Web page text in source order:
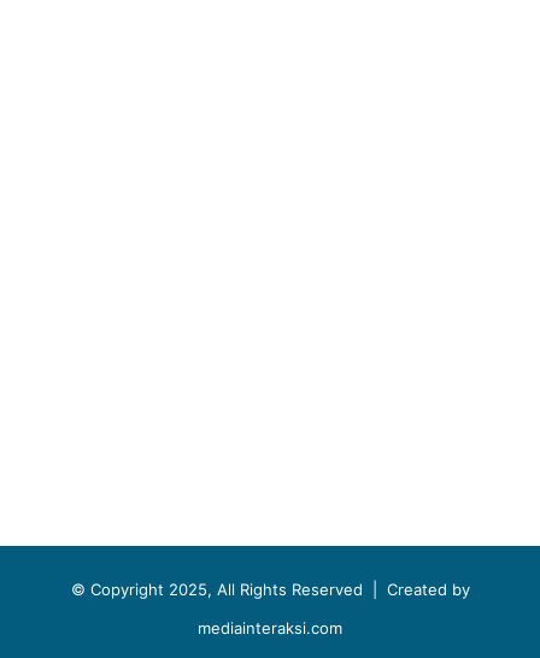
© Copyright 2025, All Rights Reserved | Created by
mediainteraksi.com